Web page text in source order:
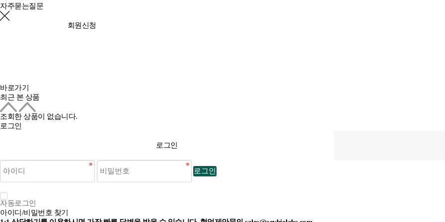
자주묻는질문
회원신청
바로가기
최근 본 상품
조회한 상품이 없습니다.
로그인
로그인
로그인
자동로그인
아이디/비밀번호 찾기